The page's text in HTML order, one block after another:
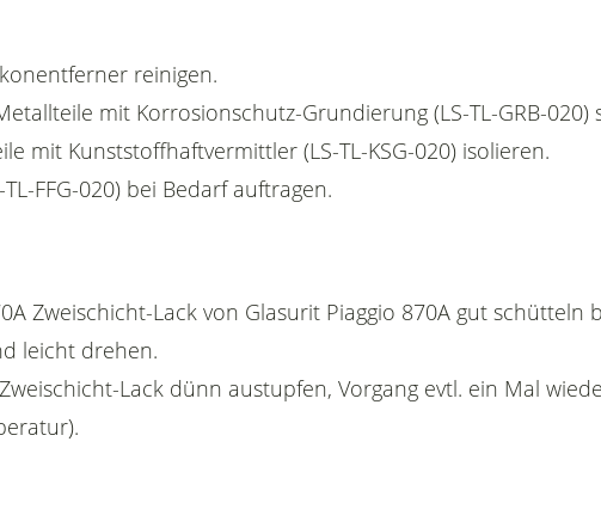
reinigen.
mit Korrosionschutz-Grundierung (LS-TL-GRB-020)
mit Kunststoffhaftvermittler (LS-TL-KSG-020) isolieren.
FFG-020) bei Bedarf auftragen.
Zweischicht-Lack von Glasurit Piaggio 870A gut
leicht drehen.
Lack dünn austupfen, Vorgang evtl. ein Mal